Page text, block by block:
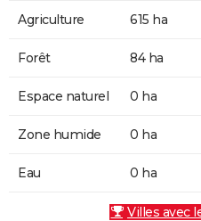
Agriculture 615 ha
Forêt 84 ha
Espace naturel 0 ha
Zone humide 0 ha
Eau 0 ha
Villes avec